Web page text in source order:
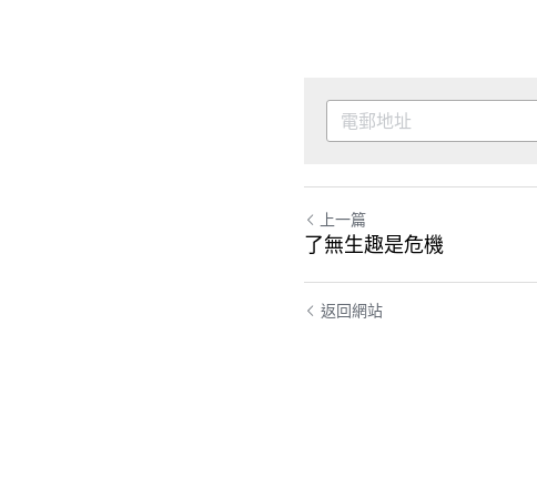
上一篇
了無生趣是危機
返回網站